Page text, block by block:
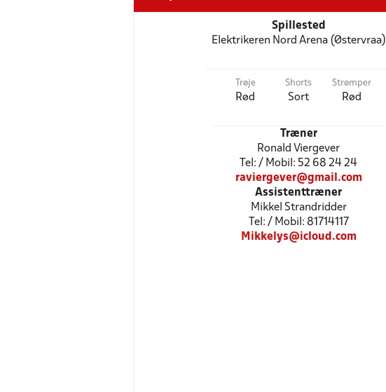
Spillested
Elektrikeren Nord Arena (Østervraa)
Trøje
Rød
Shorts
Sort
Strømper
Rød
Træner
Ronald Viergever
Tel: / Mobil: 52 68 24 24
raviergever@gmail.com
Assistenttræner
Mikkel Strandridder
Tel: / Mobil: 81714117
Mikkelys@icloud.com